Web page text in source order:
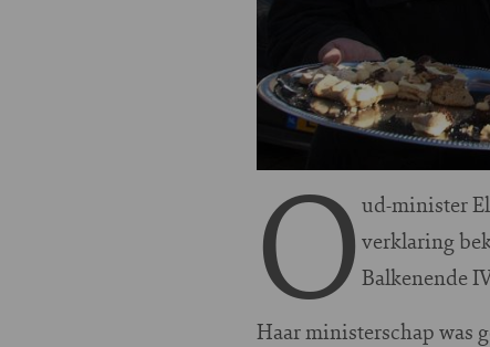
O ud-minister
verklaring
Balkenende
Haar ministerschap was